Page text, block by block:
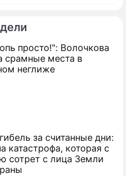
просто!": Волочкова
срамные места в
неглиже
за считанные дни:
катастрофа, которая с
сотрет с лица Земли
тысячи
из 11 сентября
затопить Нью-Йорк